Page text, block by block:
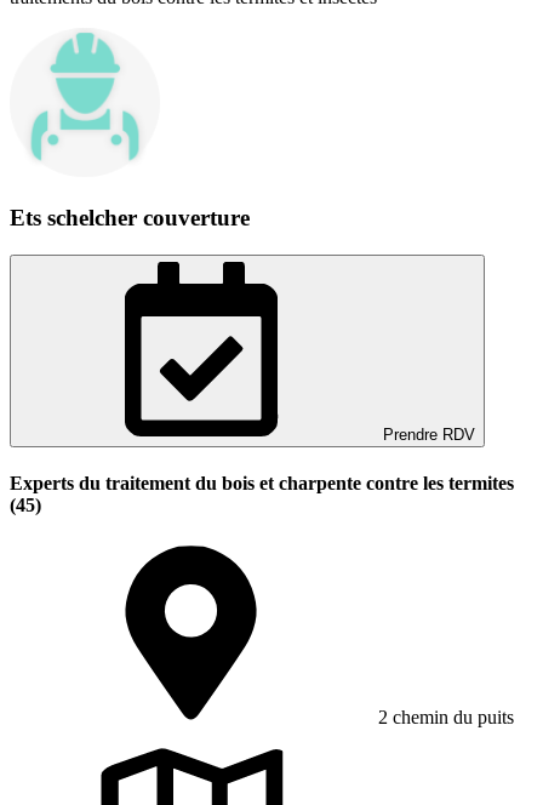
Ets schelcher couverture
Prendre RDV
Experts du traitement du bois et charpente contre les termites
(45)
2 chemin du puits